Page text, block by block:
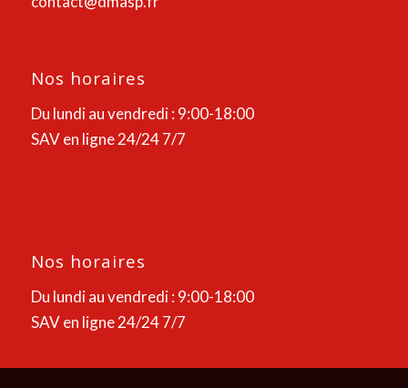
Nos horaires
Du lundi au vendredi : 9:00-18:00
SAV en ligne 24/24 7/7
Nos horaires
Du lundi au vendredi : 9:00-18:00
SAV en ligne 24/24 7/7